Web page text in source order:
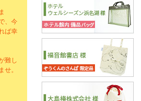
、今
ば幸
難し
せ。